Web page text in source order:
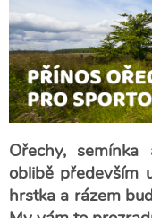
Ořechy,
oblibě především
hrstka a rázem